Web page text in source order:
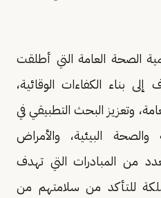
الصحة العامة التي أطلقت
بناء الكفاءات الوقائية،
وتعزيز البحث التطبيقي في
والصحة البيئية، والأمراض
من المبادرات التي تهدف
للتأكد من سلامتهم من